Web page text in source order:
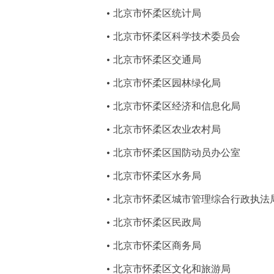
北京市怀柔区统计局
北京市怀柔区科学技术委员会
北京市怀柔区交通局
北京市怀柔区园林绿化局
北京市怀柔区经济和信息化局
北京市怀柔区农业农村局
北京市怀柔区国防动员办公室
北京市怀柔区水务局
北京市怀柔区城市管理综合行政执法
北京市怀柔区民政局
北京市怀柔区商务局
北京市怀柔区文化和旅游局